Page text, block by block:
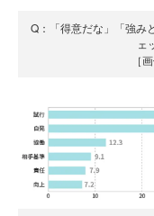
Q：「得意だな」「強み
ェ
［